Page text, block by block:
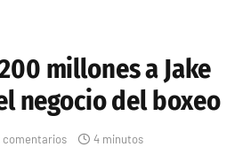
millones a Jake
negocio del boxeo
comentarios 4 minutos